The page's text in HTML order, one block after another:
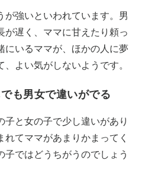
が強いといわれています。男
が遅く、ママに甘えたり頼っ
にいるママが、ほかの人に夢
よい気がしないようです。
も男女で違いがでる
と女の子で少し違いがあり
れてママがあまりかまってく
子ではどうちがうのでしょう